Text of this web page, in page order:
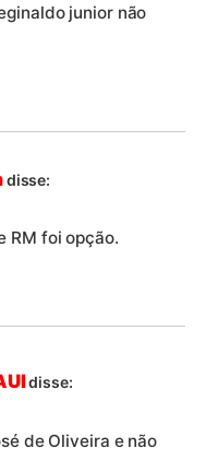
junior não
disse:
RM foi opção.
disse:
de Oliveira e não